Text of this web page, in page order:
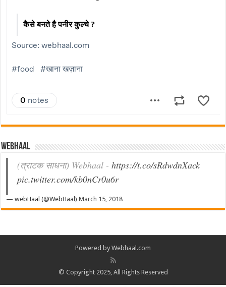
Webhaal
(त्राटक साधना) Webhaal -https://t.co/sRdwdnXack
pic.twitter.com/kb0nCr0u6r
— webHaal (@WebHaal)March 15, 2018
Powered by Webhaal.com
© Copyright 2025, All Rights Reserved